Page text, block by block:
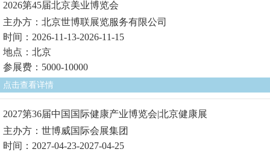
2026第45届北京美业博览会
主办方：北京世博联展览服务有限公司
时间：2026-11-13-2026-11-15
地点：北京
参展费：5000-10000
点击查看详情
2027第36届中国国际健康产业博览会|北京健康展
主办方：世博威国际会展集团
时间：2027-04-23-2027-04-25